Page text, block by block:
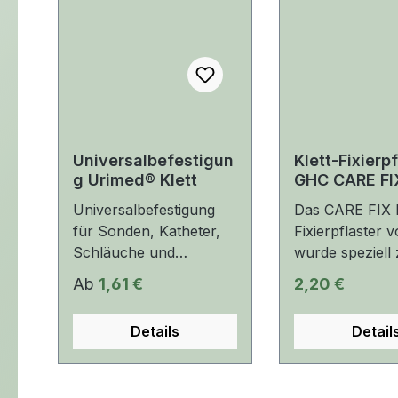
Universalbefestigun
g Urimed® Klett
Universalbefestigung
für Sonden, Katheter,
Schläuche und
Drainagen
atmungsaktives Pflaster
mit hypoallergenem
Acrylatkleber sichere
Langzeitfixation;
Regulärer Preis:
Ab 1,61 €
Details
Klett-
GHC CARE
Das CARE FIX
Fixierpflaster
wurde speziell
sicheren
transurethralen,
Nierenfistel-
Regulärer
2,20 €